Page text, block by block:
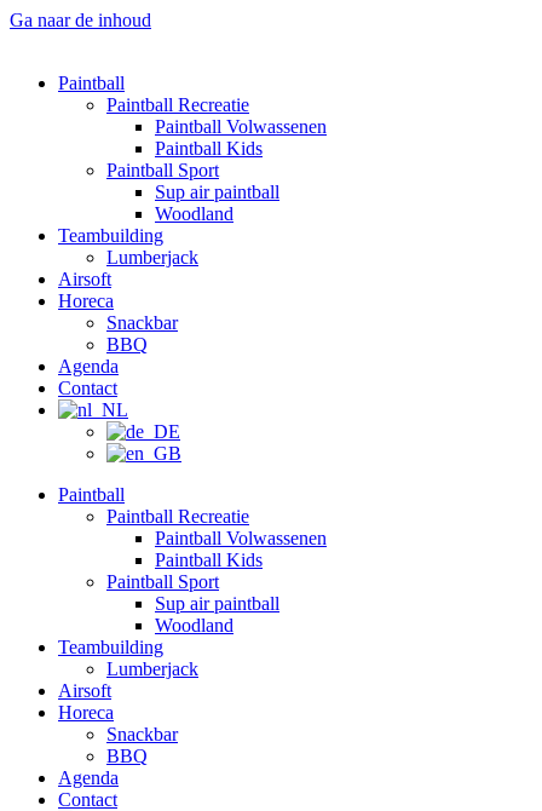
Ga naar de inhoud
Paintball
Paintball Recreatie
Paintball Volwassenen
Paintball Kids
Paintball Sport
Sup air paintball
Woodland
Teambuilding
Lumberjack
Airsoft
Horeca
Snackbar
BBQ
Agenda
Contact
Paintball
Paintball Recreatie
Paintball Volwassenen
Paintball Kids
Paintball Sport
Sup air paintball
Woodland
Teambuilding
Lumberjack
Airsoft
Horeca
Snackbar
BBQ
Agenda
Contact